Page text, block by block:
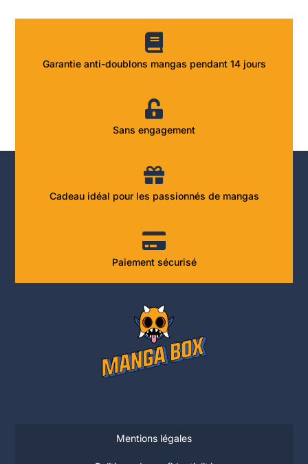
Garantie anti-doublons mangas pendant 14 jours
Sans engagement
Cadeau idéal pour les passionnés de mangas
Paiement sécurisé
Mentions légales